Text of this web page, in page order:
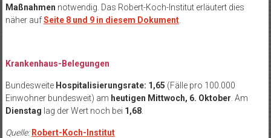
Maßnahmen notwendig. Das Robert-Koch-Institut erläutert dies
näher aufSeite 8 und 9 in diesem Dokument.
Krankenhaus-Belegungen
Bundesweite Hospitalisierungsrate: 1,65 (Fälle pro 100.000
Einwohner bundesweit) am heutigen Mittwoch, 6. Oktober . Am
Dienstag lag der Wert noch bei 1,68.
Quelle:Robert-Koch-Institut